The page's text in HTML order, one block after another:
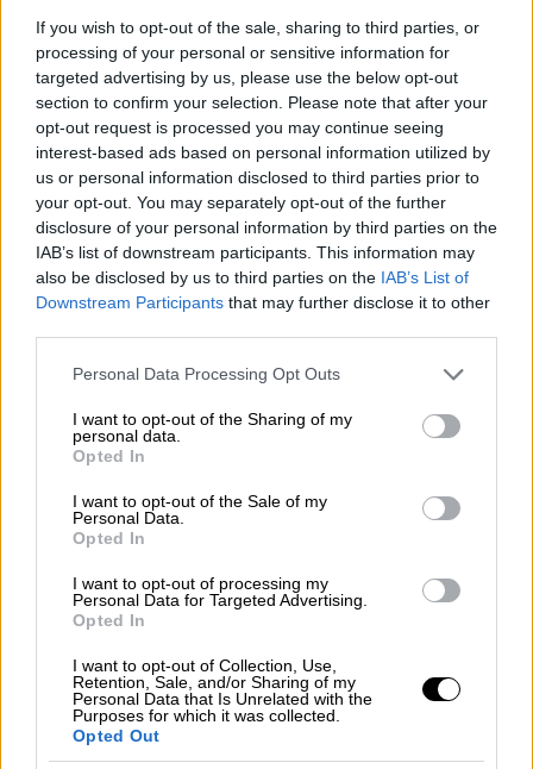
If you wish to opt-out of the sale, sharing to third parties, or
processing of your personal or sensitive information for
targeted advertising by us, please use the below opt-out
section to confirm your selection. Please note that after your
opt-out request is processed you may continue seeing
interest-based ads based on personal information utilized by
us or personal information disclosed to third parties prior to
your opt-out. You may separately opt-out of the further
disclosure of your personal information by third parties on the
IAB’s list of downstream participants. This information may
also be disclosed by us to third parties on the IAB’s List of
Downstream Participants that may further disclose it to other
Please note that this website/app uses one or more Google
not limited to your visit or usage behaviour. You may click to
grant or deny consent to Google and its third-party tags to
use your data for below specified purposes in below Google
consent section.
Personal Data Processing Opt Outs
I want to opt-out of the Sharing of my
personal data.
Opted In
I want to opt-out of the Sale of my
Personal Data.
Opted In
I want to opt-out of processing my
Personal Data for Targeted Advertising.
Opted In
I want to opt-out of Collection, Use,
Retention, Sale, and/or Sharing of my
Personal Data that Is Unrelated with the
Purposes for which it was collected.
Opted Out
επανατοποθετήσεις γεγονότα και
συμπεριφορές. Εν τέλει βιάσου να
απελευθερωθείς από τα δεσμά του
παρελθόντος.
Αν το καλοσκεφτείτε, είναι ο λόγος ύπαρξης
της ψυχοθεραπείας ή όποιας άλλης
διαδρομής ακολουθεί ο καθένας μας για
ν’απεγλωβιστεί απ’ό,τι έγινε και ήταν λάθος,
και δεν ξεγίνεται, δεν αλλάζει.
το αγκαλιάσουμε και «μας» αγκαλιάσουμε.
Και ναι αξίζει να βιαστούμε για μια τέτοια
διαδικασία, γιατί μόνο τότε
την ζωή μας ελεύθεροι με τις πληγές μας
ίσως επουλωμένες, σίγουρα πάντως πιο
φροντισμένες. Στην ιστορία μας η φωνή που
προσπαθεί να αφυπνίσει είναι της Παπαγκίκα
προς την Νίνου.
Έτσι δεν γίνεται και στην ζωή; Μαθαίνουμε
απ’τον προγενέστερο, απ’τις ρίζες μας, ίσως
και απ’τον παλιότερο εαυτό μας. Τον